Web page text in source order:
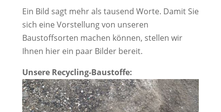
Ein Bild sagt mehr als tausend Worte. Damit Sie
sich eine Vorstellung von unseren
Baustoffsorten machen können, stellen wir
Ihnen hier ein paar Bilder bereit.
Unsere Recycling-Baustoffe: